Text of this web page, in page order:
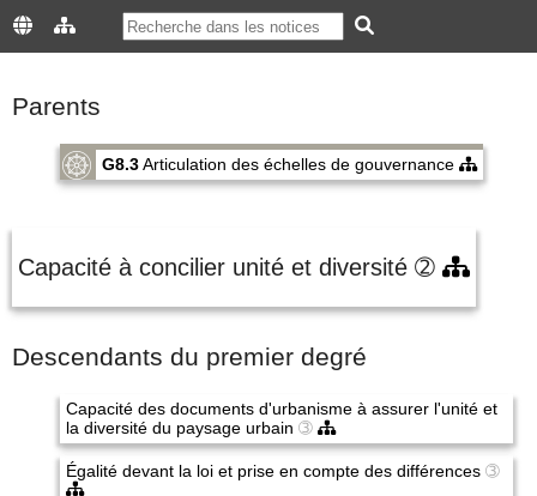
Parents
G8.3 Articulation des échelles de gouvernance
Capacité à concilier unité et diversité ➁
Descendants du premier degré
Capacité des documents d'urbanisme à assurer l'unité et
la diversité du paysage urbain ➂
Égalité devant la loi et prise en compte des différences ➂